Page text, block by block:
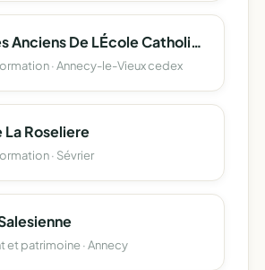
Amicale Des Anciens De LÉcole Catholique D'apprentissage D'annecy
· Annecy-le-Vieux cedex
Roseliere
· Sévrier
et patrimoine · Annecy